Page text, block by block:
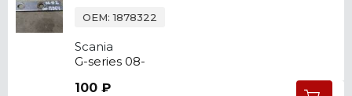
OEM: 1878322
Scania
G-series 08-
100 ₽